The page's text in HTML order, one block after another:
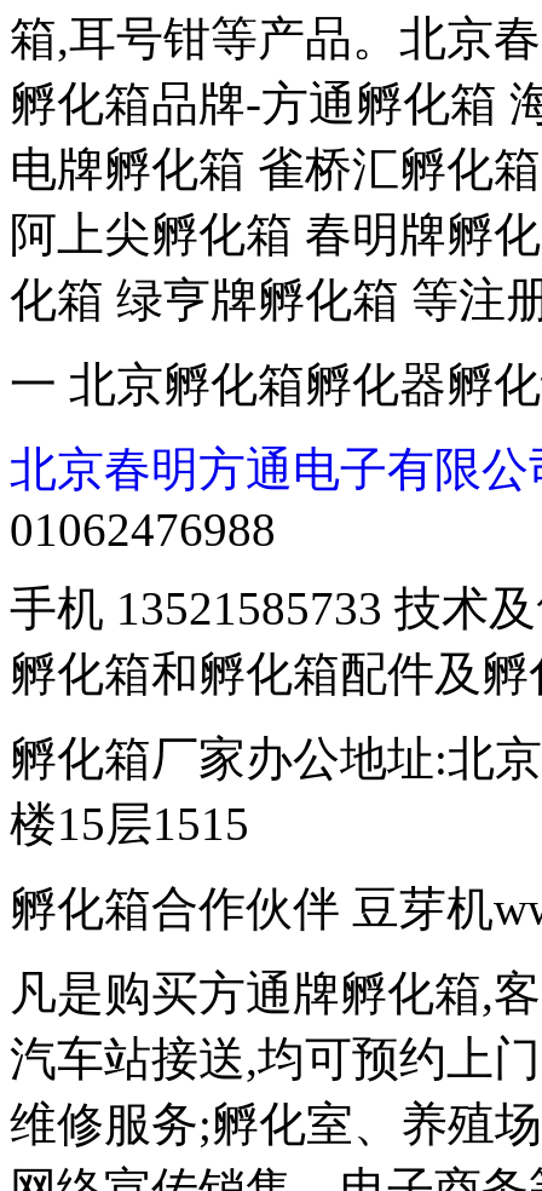
箱,耳号钳等产品。北京
孵化箱品牌-方通孵化箱
电牌孵化箱 雀桥汇孵化
阿上尖孵化箱 春明牌孵
化箱 绿亨牌孵化箱 等注
一 北京孵化箱孵化器孵
北京春明方通电子有限公
01062476988
手机 13521585733 技术
孵化箱和孵化箱配件及
孵化箱厂家办公地址:北
楼15层1515
孵化箱合作伙伴 豆芽机
凡是购买方通牌孵化箱,
汽车站接送,均可预约上
维修服务;孵化室、养殖